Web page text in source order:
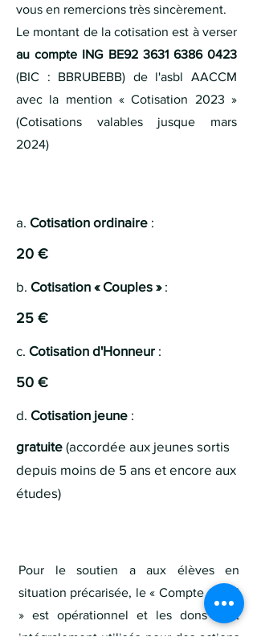
vous en remercions très sincèrement.
Le montant de la cotisation est à verser
au compte ING BE92 3631 6386 0423
(BIC : BBRUBEBB) de l'asbl AACCM
avec la mention « Cotisation 2023 »
(Cotisations valables jusque mars
2024)
a. Cotisation ordinaire :
20 €
b. Cotisation « Couples »:
25 €
c. Cotisation d'Honneur :
50 €
d. Cotisation jeune :
gratuite (accordée aux jeunes sortis
depuis moins de 5 ans et encore aux
études)
Pour le soutien a aux élèves en
situation précarisée, le « Compte social
» est opérationnel et les dons sont